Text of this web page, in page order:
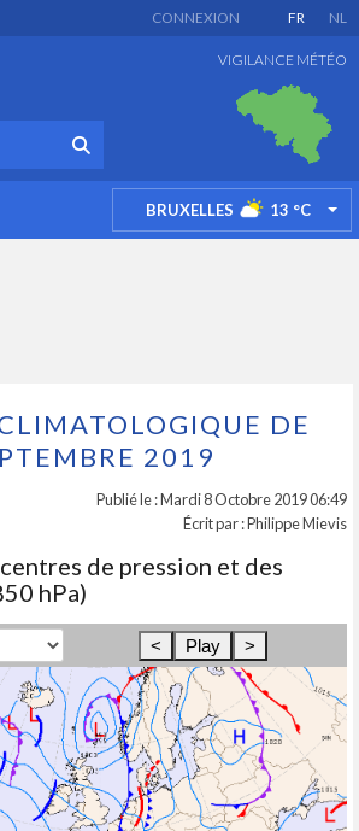
FR NL
CONNEXION
VIGILANCE MÉTÉO
BRUXELLES 13 °C
DE
2019
Publié le : Mardi 8 Octobre 2019 06:49
Écrit par : Philippe Mievis
de pression et des
hPa)
< Play >